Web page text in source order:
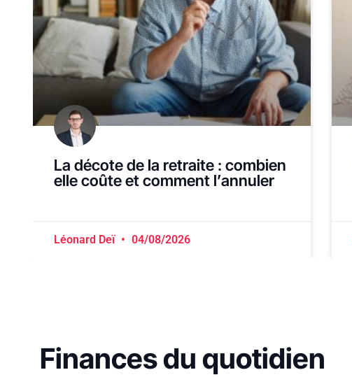
La décote de la retraite : combien
elle coûte et comment l’annuler
Léonard Deï 04/08/2026
Finances du quotidien